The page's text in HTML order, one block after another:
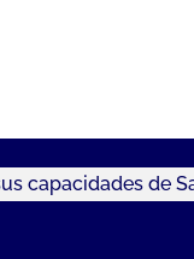
aquí
capacidades de